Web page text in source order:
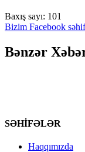
Baxış sayı: 101
Bizim Facebook
Bənzər
SƏHİFƏLƏR
Haqqımızda